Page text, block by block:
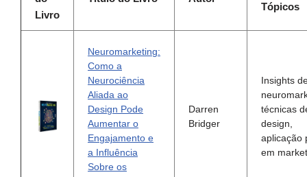
Livro
Tópicos
Neuromarketing:
Como a
Neurociência
Aliada ao
Design Pode
Aumentar o
Engajamento e
a Influência
Sobre os
Darren
Bridger
Insights
técnicas
design,
aplicação
em